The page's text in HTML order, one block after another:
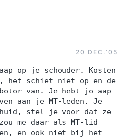
20 DEC.‘05
op je schouder. Kosten
het schiet niet op en de
van. Je hebt je aap
aan je MT-leden. Je
stel je voor dat ze
me daar als MT-lid
en ook niet bij het